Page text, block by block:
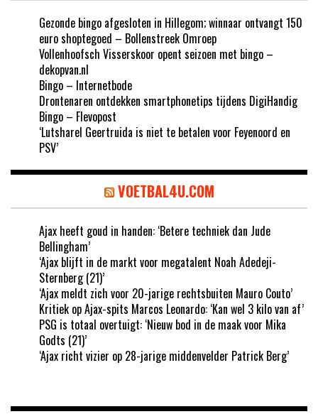
Gezonde bingo afgesloten in Hillegom; winnaar ontvangt 150
euro shoptegoed – Bollenstreek Omroep
Vollenhoofsch Visserskoor opent seizoen met bingo –
dekopvan.nl
Bingo – Internetbode
Drontenaren ontdekken smartphonetips tijdens DigiHandig
Bingo – Flevopost
‘Lutsharel Geertruida is niet te betalen voor Feyenoord en
PSV’
VOETBAL4U.COM
Ajax heeft goud in handen: ‘Betere techniek dan Jude
Bellingham’
‘Ajax blijft in de markt voor megatalent Noah Adedeji-
Sternberg (21)’
‘Ajax meldt zich voor 20-jarige rechtsbuiten Mauro Couto’
Kritiek op Ajax-spits Marcos Leonardo: ‘Kan wel 3 kilo van af’
PSG is totaal overtuigt: ‘Nieuw bod in de maak voor Mika
Godts (21)’
‘Ajax richt vizier op 28-jarige middenvelder Patrick Berg’